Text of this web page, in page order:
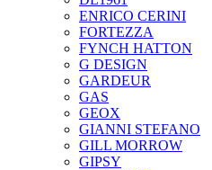
ENRICO CERINI
FORTEZZA
FYNCH HATTON
G DESIGN
GARDEUR
GAS
GEOX
GIANNI STEFANO
GILL MORROW
GIPSY